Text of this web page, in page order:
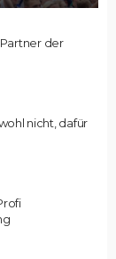
der
nicht, dafür